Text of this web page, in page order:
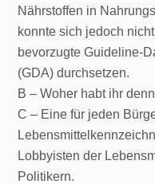
Nährstoffen in
konnte sich jedoch
bevorzugte Guideline-
(GDA) durchsetzen.
B – Woher habt ihr
C – Eine für jeden
Lobbyisten der
Politikern.